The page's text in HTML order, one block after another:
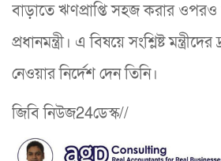
বাড়াতে ঋণপ্রাপ্তি সহজ করার
প্রধানমন্ত্রী। এ বিষয়ে সংশ্লিষ্ট
নেওয়ার নির্দেশ দেন তিনি।
জিবি নিউজ24ডেস্ক//